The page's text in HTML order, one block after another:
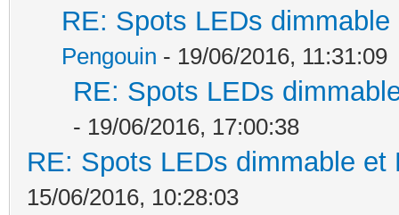
RE: Spots LEDs
Pengouin - 19/06/2016, 11:31:09
RE: Spots LEDs
- 19/06/2016, 17:00:38
RE: Spots LEDs dimmable
15/06/2016, 10:28:03